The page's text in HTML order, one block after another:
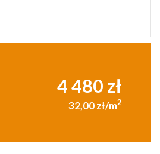
4 480 zł
32,00 zł/m2